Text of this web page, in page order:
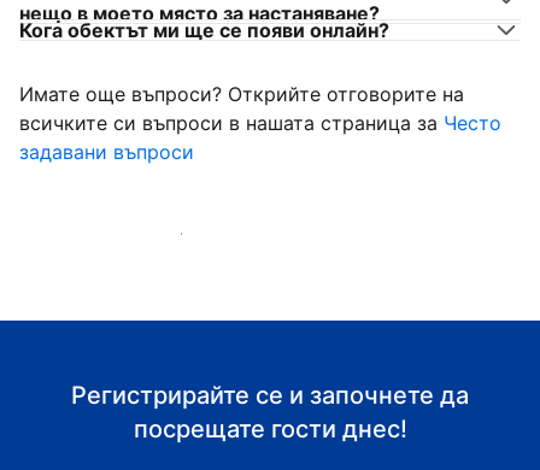
нещо в моето място за настаняване?
Кога обектът ми ще се появи онлайн?
Имате още въпроси? Открийте отговорите на
всичките си въпроси в нашата страница за Често
задавани въпроси
Започнете да приемате гости
Регистрирайте се и започнете да
посрещате гости днес!